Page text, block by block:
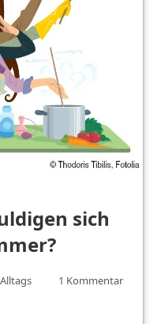
sich
1 Kommentar